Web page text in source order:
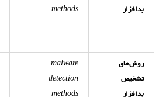
بدافزار
methods
روش‌های
تشخیص
بدافزار
malware
detection
methods